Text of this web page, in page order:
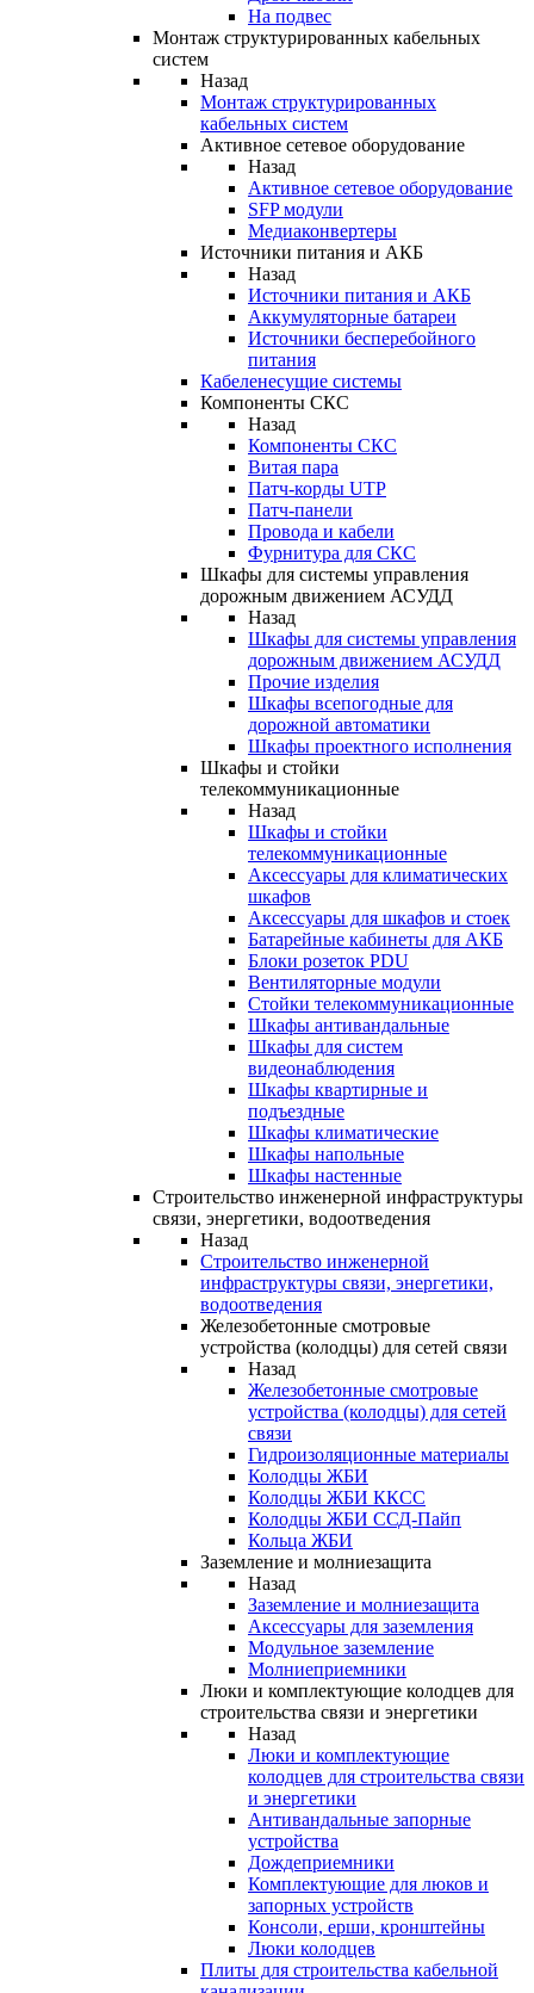
На подвес
Монтаж структурированных кабельных
систем
Назад
Монтаж структурированных
кабельных систем
Активное сетевое оборудование
Назад
Активное сетевое оборудование
SFP модули
Медиаконвертеры
Источники питания и АКБ
Назад
Источники питания и АКБ
Аккумуляторные батареи
Источники бесперебойного
питания
Кабеленесущие системы
Компоненты СКС
Назад
Компоненты СКС
Витая пара
Патч-корды UTP
Патч-панели
Провода и кабели
Фурнитура для СКС
Шкафы для системы управления
дорожным движением АСУДД
Назад
Шкафы для системы управления
дорожным движением АСУДД
Прочие изделия
Шкафы всепогодные для
дорожной автоматики
Шкафы проектного исполнения
Шкафы и стойки
телекоммуникационные
Назад
Шкафы и стойки
телекоммуникационные
Аксессуары для климатических
шкафов
Аксессуары для шкафов и стоек
Батарейные кабинеты для АКБ
Блоки розеток PDU
Вентиляторные модули
Стойки телекоммуникационные
Шкафы антивандальные
Шкафы для систем
видеонаблюдения
Шкафы квартирные и
подъездные
Шкафы климатические
Шкафы напольные
Шкафы настенные
Строительство инженерной инфраструктуры
связи, энергетики, водоотведения
Назад
Строительство инженерной
инфраструктуры связи, энергетики,
водоотведения
Железобетонные смотровые
устройства (колодцы) для сетей связи
Назад
Железобетонные смотровые
устройства (колодцы) для сетей
связи
Гидроизоляционные материалы
Колодцы ЖБИ
Колодцы ЖБИ ККСС
Колодцы ЖБИ ССД-Пайп
Кольца ЖБИ
Заземление и молниезащита
Назад
Заземление и молниезащита
Аксессуары для заземления
Модульное заземление
Молниеприемники
Люки и комплектующие колодцев для
строительства связи и энергетики
Назад
Люки и комплектующие
колодцев для строительства связи
и энергетики
Антивандальные запорные
устройства
Дождеприемники
Комплектующие для люков и
запорных устройств
Консоли, ерши, кронштейны
Люки колодцев
Плиты для строительства кабельной